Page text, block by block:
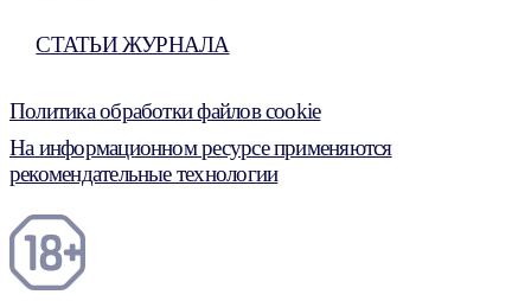
СТАТЬИ ЖУРНАЛА
Политика обработки файлов cookie
На информационном ресурсе применяются
рекомендательные технологии